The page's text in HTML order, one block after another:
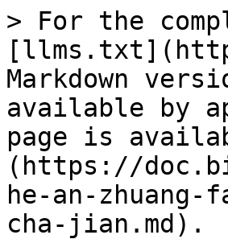
> For the
Markdown
available by
page is
(https://
he-an-
cha-jian.md).